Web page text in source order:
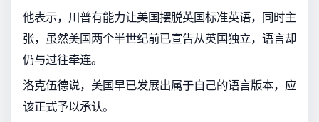
他表示，川普有能力让美国摆脱英国标准英语，同时主
张，虽然美国两个半世纪前已宣告从英国独立，语言却
仍与过往牵连。
洛克伍德说，美国早已发展出属于自己的语言版本，应
该正式予以承认。